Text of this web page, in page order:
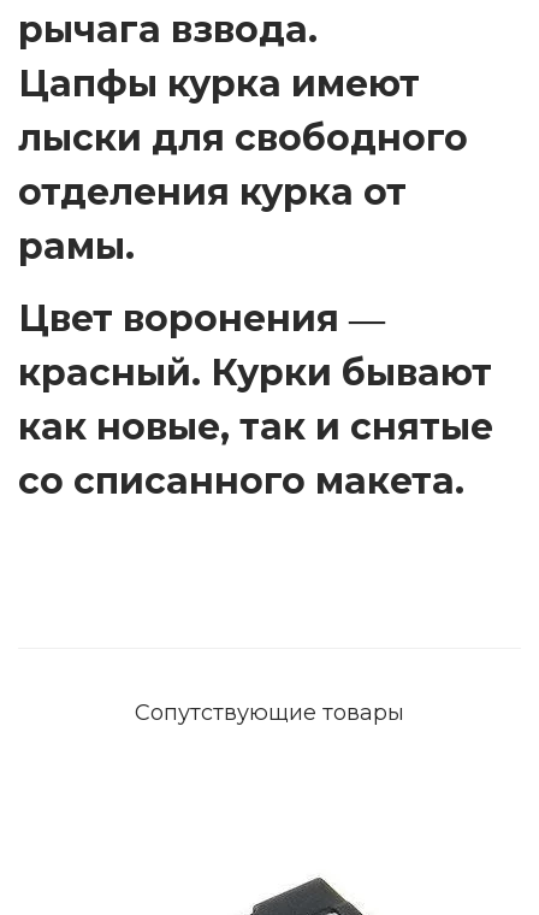
рычага взвода.
Цапфы курка имеют
лыски для свободного
отделения курка от
рамы.
Цвет воронения ―
красный. Курки бывают
как новые, так и снятые
со списанного макета.
Сопутствующие товары